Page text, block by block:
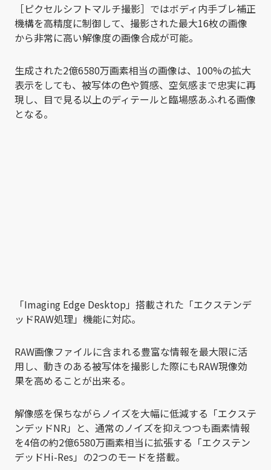
［ピクセルシフトマルチ撮影］ではボディ内手ブレ補正
機構を高精度に制御して、撮影された最大16枚の画像
から非常に高い解像度の画像合成が可能。
生成された2億6580万画素相当の画像は、100%の拡大
表示をしても、被写体の色や質感、空気感まで忠実に再
現し、目で見る以上のディテールと臨場感あふれる画像
となる。
「Imaging Edge Desktop」搭載された「エクステンデ
ッドRAW処理」機能に対応。
RAW画像ファイルに含まれる豊富な情報を最大限に活
用し、動きのある被写体を撮影した際にもRAW現像効
果を高めることが出来る。
解像感を保ちながらノイズを大幅に低減する「エクステ
ンデッドNR」と、通常のノイズを抑えつつも画素情報
を4倍の約2億6580万画素相当に拡張する「エクステン
デッドHi-Res」の2つのモードを搭載。